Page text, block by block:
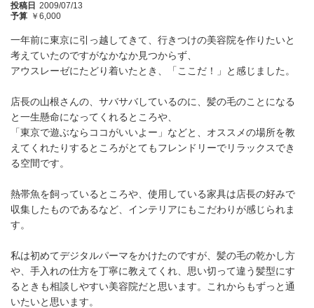
投稿日 2009/07/13
予算 ￥6,000
一年前に東京に引っ越してきて、行きつけの美容院を作りたいと
考えていたのですがなかなか見つからず、
アウスレーゼにたどり着いたとき、「ここだ！」と感じました。
店長の山根さんの、サバサバしているのに、髪の毛のことになる
と一生懸命になってくれるところや、
「東京で遊ぶならココがいいよー」などと、オススメの場所を教
えてくれたりするところがとてもフレンドリーでリラックスでき
る空間です。
熱帯魚を飼っているところや、使用している家具は店長の好みで
収集したものであるなど、インテリアにもこだわりが感じられま
す。
私は初めてデジタルパーマをかけたのですが、髪の毛の乾かし方
や、手入れの仕方を丁寧に教えてくれ、思い切って違う髪型にす
るときも相談しやすい美容院だと思います。これからもずっと通
いたいと思います。